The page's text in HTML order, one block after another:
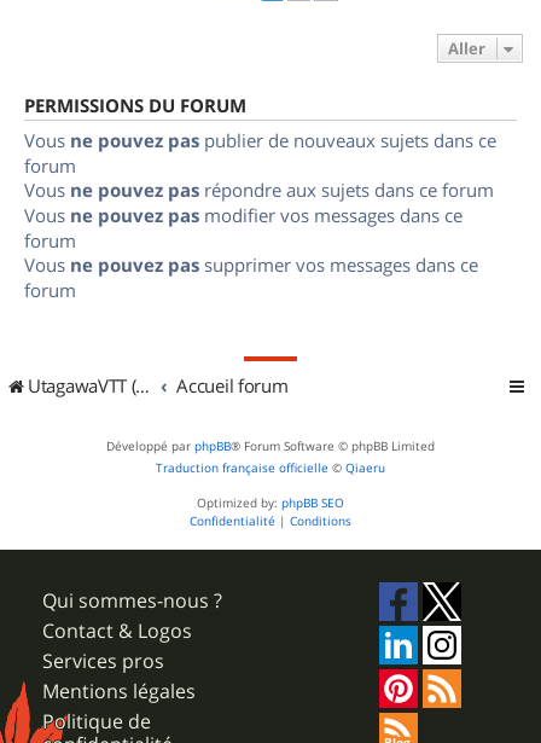
Aller
PERMISSIONS DU FORUM
Vous ne pouvez pas publier de nouveaux sujets dans ce
forum
Vous ne pouvez pas répondre aux sujets dans ce forum
Vous ne pouvez pas modifier vos messages dans ce
forum
Vous ne pouvez pas supprimer vos messages dans ce
forum
UtagawaVTT (Randos VTT et VTTAE avec traces GPS) Accueil forum
Développé par phpBB® Forum Software © phpBB Limited
Traduction française officielle © Qiaeru
Optimized by: phpBB SEO
Confidentialité | Conditions
Qui sommes-nous ?
Contact & Logos
Services pros
Mentions légales
Politique de